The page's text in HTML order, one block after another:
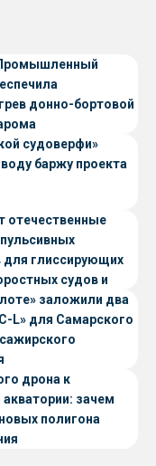
донно-бортовой
проекта CNF22
судоверфи»
баржу проекта
отечественные
для глиссирующих
судов и
осадкой
заложили два
L» для Самарского
дрона к
зачем
полигона